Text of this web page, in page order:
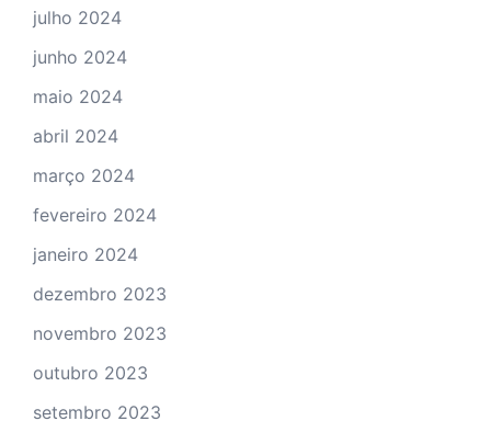
julho 2024
junho 2024
maio 2024
abril 2024
março 2024
fevereiro 2024
janeiro 2024
dezembro 2023
novembro 2023
outubro 2023
setembro 2023